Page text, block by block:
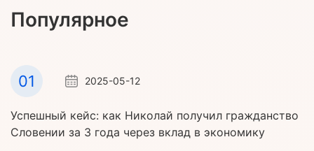
Популярное
01 2025-05-12
Успешный кейс: как Николай получил гражданство
Словении за 3 года через вклад в экономику